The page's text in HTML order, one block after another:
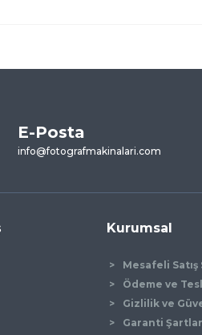
E-Posta
info@fotografmakinalari.com
Kurumsal
Mesafeli Satış
Ödeme ve
Gizlilik ve
Garanti